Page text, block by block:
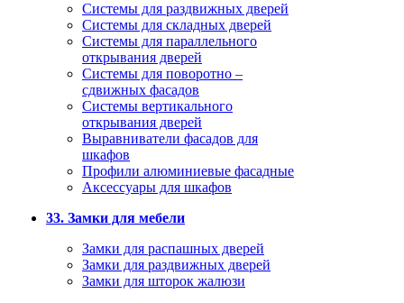
Системы для раздвижных дверей
Системы для складных дверей
Системы для параллельного
открывания дверей
Системы для поворотно –
сдвижных фасадов
Системы вертикального
открывания дверей
Выравниватели фасадов для
шкафов
Профили алюминиевые фасадные
Аксессуары для шкафов
33. Замки для мебели
Замки для распашных дверей
Замки для раздвижных дверей
Замки для шторок жалюзи